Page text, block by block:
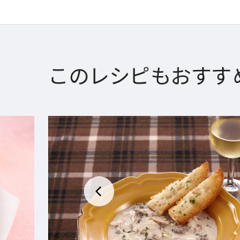
このレシピもおすす